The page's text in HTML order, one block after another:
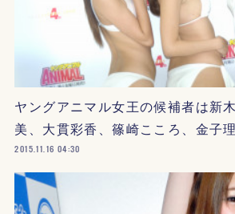
ヤングアニマル女王の候補者は新
美、大貫彩香、篠崎こころ、金子
2015.11.16 04:30